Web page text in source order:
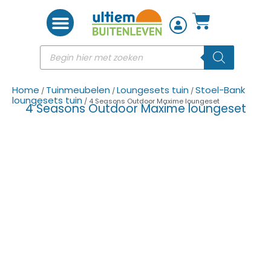
Home / Tuinmeubelen /Loungesets tuin /Stoel-Bank
loungesets tuin / 4 Seasons Outdoor Maxime loungeset
4 Seasons Outdoor Maxime loungeset